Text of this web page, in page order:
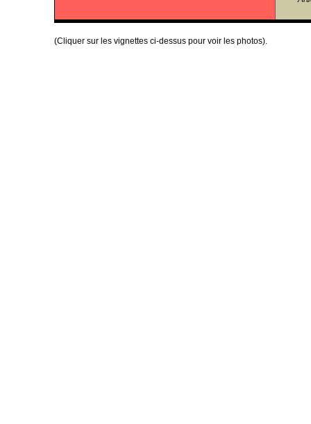
(Cliquer sur les vignettes ci-dessus pour voir les photos).